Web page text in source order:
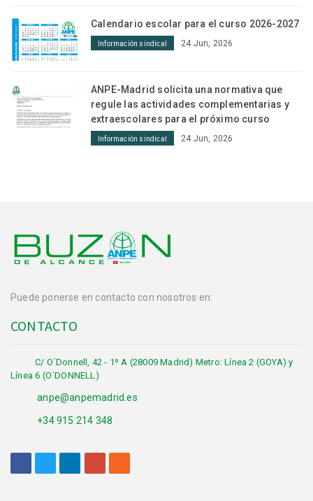
Calendario escolar para el curso 2026-2027
Información sindical 24 Jun, 2026
ANPE-Madrid solicita una normativa que
regule las actividades complementarias y
extraescolares para el próximo curso
Información sindical 24 Jun, 2026
Puede ponerse en contacto con nosotros en:
CONTACTO
C/ O´Donnell, 42 - 1º A (28009 Madrid) Metro: Línea 2 (GOYA) y
Línea 6 (O´DONNELL)
anpe@anpemadrid.es
+34 915 214 348